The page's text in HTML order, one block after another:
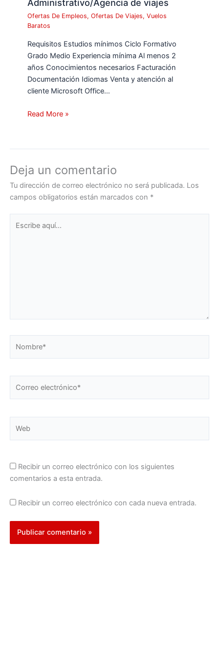
Administrativo/Agencia de viajes
Ofertas De Empleos,Ofertas De Viajes,Vuelos
Baratos
Requisitos Estudios mínimos Ciclo Formativo
Grado Medio Experiencia mínima Al menos 2
años Conocimientos necesarios Facturación
Documentación Idiomas Venta y atención al
cliente Microsoft Office…
Read More »
Deja un comentario
Tu dirección de correo electrónico no será publicada. Los
campos obligatorios están marcados con *
aquí...
Recibir un correo electrónico con los siguientes
comentarios a esta entrada.
Recibir un correo electrónico con cada nueva entrada.